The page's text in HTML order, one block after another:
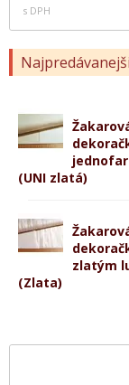
s DPH
(UNI zlatá)
zlatým
(Zlata)